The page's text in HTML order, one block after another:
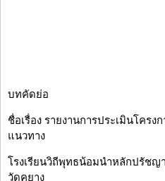
บทคัดย่อ
ชื่อเรื่อง รายงานการประเมินโคร
แนวทาง
โรงเรียนวิถีพุทธน้อมนำหลักปรัชญ
วัดคูยาง